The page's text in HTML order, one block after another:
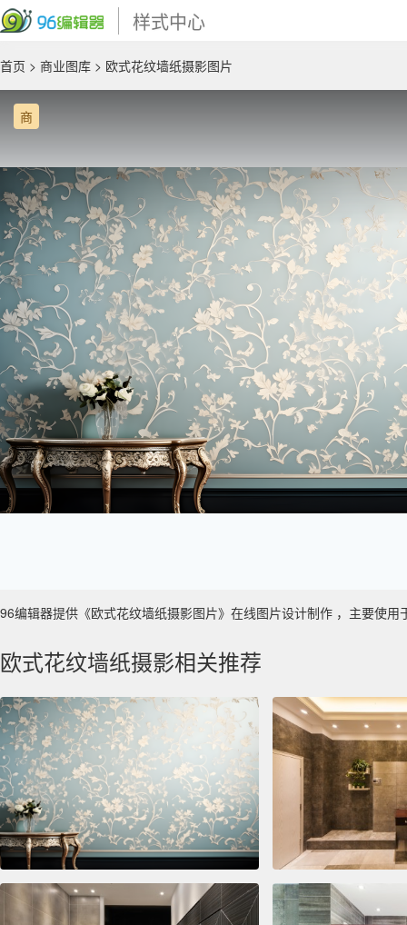
样式中心
首页 > 商业图库 > 欧式花纹墙纸摄影图片
商
96编辑器提供《欧式花纹墙纸摄影图片》在线图片设计制作 ，主要使
欧式花纹墙纸摄影相关推荐